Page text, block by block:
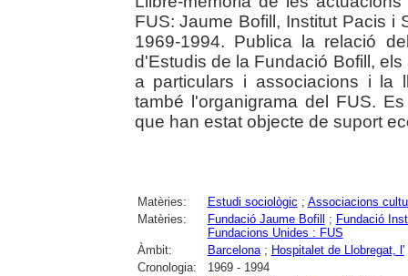
FUS: Jaume Bofill, Institut Pacis i
1969-1994. Publica la relació
d'Estudis de la Fundació Bofill,
a particulars i associacions i la
també l'organigrama del FUS.
que han estat objecte de suport
Matèries: Estudi sociològic ; Associacions
Matèries:
Fundació Jaume Bofill ; Fundació
Fundacions Unides : FUS
Àmbit:
Barcelona; Hospitalet de Llobregat, l'
Cronologia:
1969 - 1994